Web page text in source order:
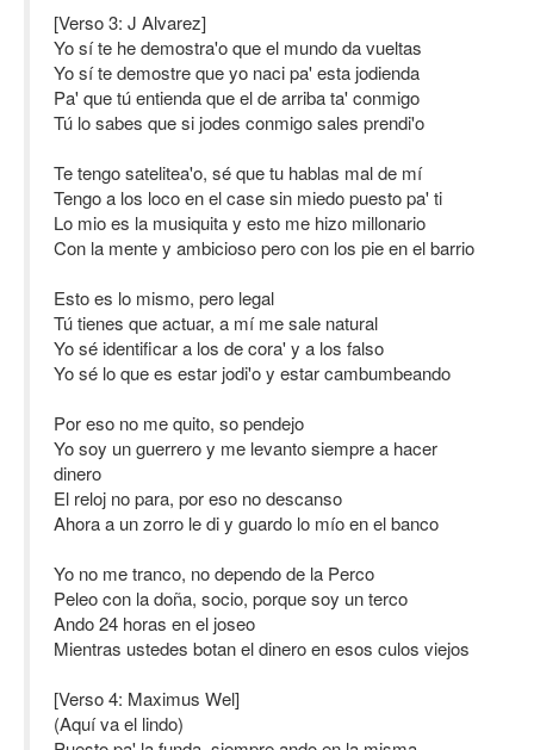
[Verso 3: J Alvarez]
Yo sí te he demostra'o que el mundo da vueltas
Yo sí te demostre que yo naci pa' esta jodienda
Pa' que tú entienda que el de arriba ta' conmigo
Tú lo sabes que si jodes conmigo sales prendi'o
Te tengo satelitea'o, sé que tu hablas mal de mí
Tengo a los loco en el case sin miedo puesto pa' ti
Lo mio es la musiquita y esto me hizo millonario
Con la mente y ambicioso pero con los pie en el barrio
Esto es lo mismo, pero legal
Tú tienes que actuar, a mí me sale natural
Yo sé identificar a los de cora' y a los falso
Yo sé lo que es estar jodi'o y estar cambumbeando
Por eso no me quito, so pendejo
Yo soy un guerrero y me levanto siempre a hacer
dinero
El reloj no para, por eso no descanso
Ahora a un zorro le di y guardo lo mío en el banco
Yo no me tranco, no dependo de la Perco
Peleo con la doña, socio, porque soy un terco
Ando 24 horas en el joseo
Mientras ustedes botan el dinero en esos culos viejos
[Verso 4: Maximus Wel]
(Aquí va el lindo)